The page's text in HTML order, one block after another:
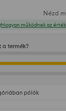
Nézd
Hogyan működnek az
a termék?
pólók